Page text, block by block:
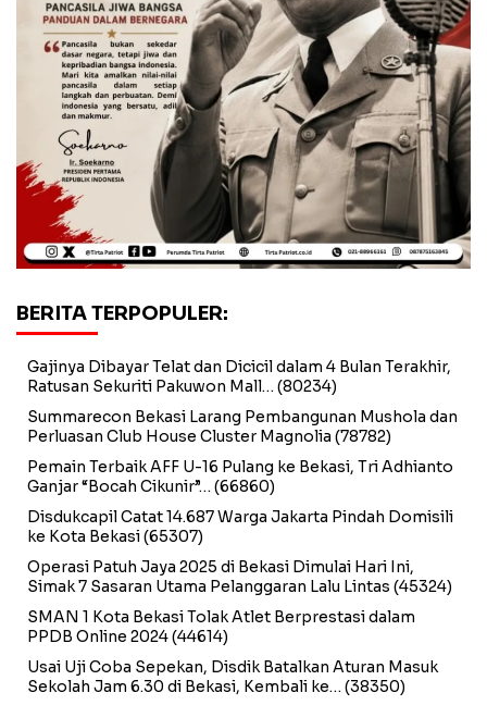
BERITA TERPOPULER:
Gajinya Dibayar Telat dan Dicicil dalam 4 Bulan Terakhir,
Ratusan Sekuriti Pakuwon Mall… (80234)
Summarecon Bekasi Larang Pembangunan Mushola dan
Perluasan Club House Cluster Magnolia (78782)
Pemain Terbaik AFF U-16 Pulang ke Bekasi, Tri Adhianto
Ganjar “Bocah Cikunir”… (66860)
Disdukcapil Catat 14.687 Warga Jakarta Pindah Domisili
ke Kota Bekasi(65307)
Operasi Patuh Jaya 2025 di Bekasi Dimulai Hari Ini,
Simak 7 Sasaran Utama Pelanggaran Lalu Lintas (45324)
SMAN 1 Kota Bekasi Tolak Atlet Berprestasi dalam
PPDB Online 2024(44614)
Usai Uji Coba Sepekan, Disdik Batalkan Aturan Masuk
Sekolah Jam 6.30 di Bekasi, Kembali ke… (38350)